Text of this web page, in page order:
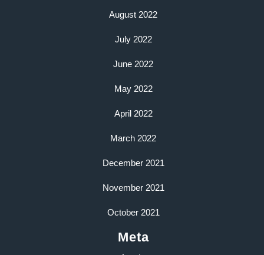
August 2022
July 2022
June 2022
May 2022
April 2022
March 2022
December 2021
November 2021
October 2021
Meta